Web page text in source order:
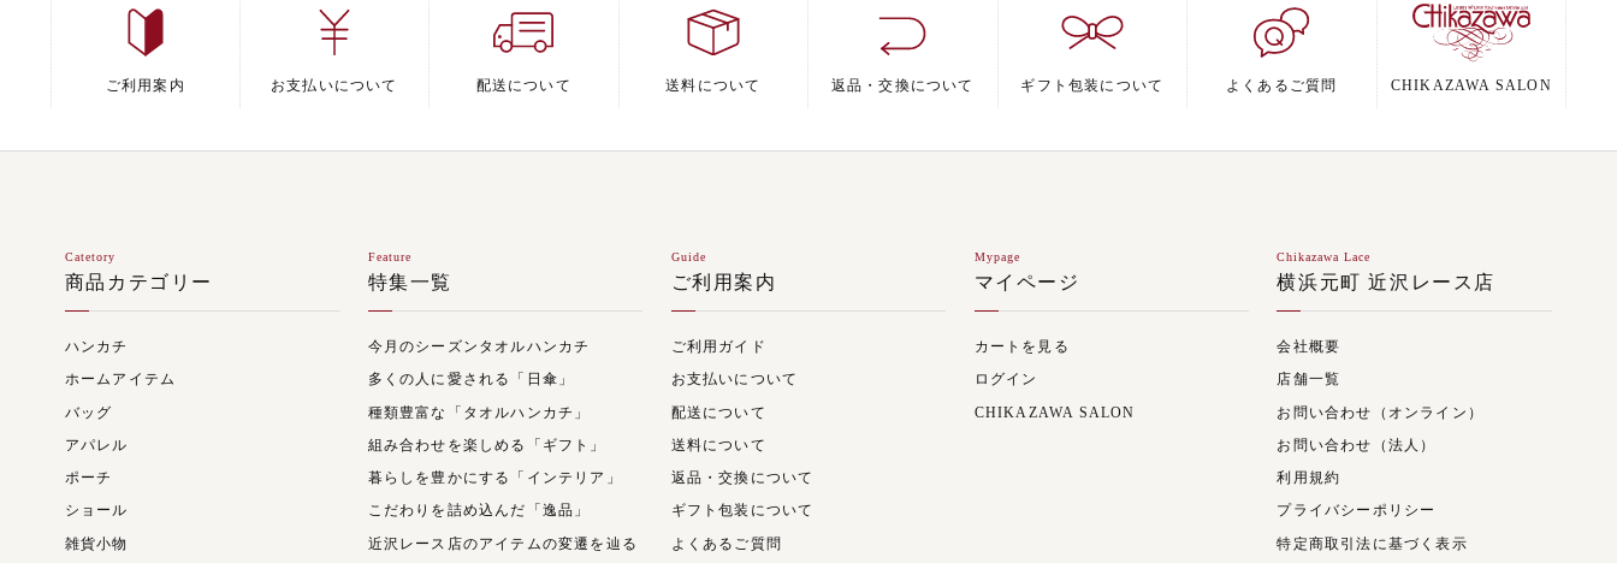
ご利用案内 お支払いについて 配送について 送料について 返品・交換について ギフト包装について よくあるご質問 CHIKAZAWA SALON
Catetory
商品カテゴリー
ハンカチ
ホームアイテム
バッグ
アパレル
ポーチ
ショール
雑貨小物
Feature
特集一覧
今月のシーズンタオルハンカチ
多くの人に愛される「日傘」
種類豊富な「タオルハンカチ」
組み合わせを楽しめる「ギフト」
暮らしを豊かにする「インテリア」
こだわりを詰め込んだ「逸品」
近沢レース店のアイテムの変遷を辿る
Guide
ご利用案内
ご利用ガイド
お支払いについて
配送について
送料について
返品・交換について
ギフト包装について
よくあるご質問
Mypage
マイページ
カートを見る
ログイン
CHIKAZAWA SALON
Chikazawa Lace
横浜元町 近沢レース店
会社概要
店舗一覧
お問い合わせ（オンライン）
お問い合わせ（法人）
利用規約
プライバシーポリシー
特定商取引法に基づく表示